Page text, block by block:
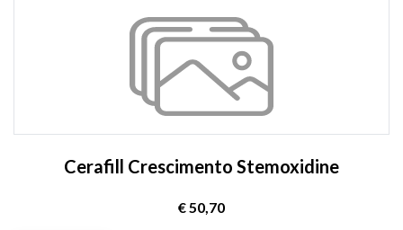
Cerafill Crescimento Stemoxidine
€ 50,70